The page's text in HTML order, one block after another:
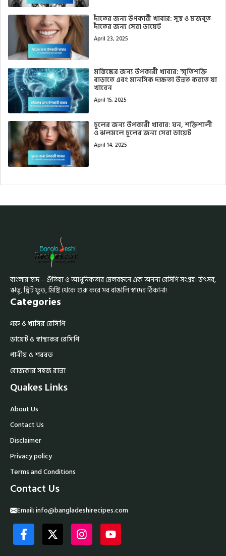
দাঁতের জন্য উপকারী খাবার: সুস্থ ও মজবুত
দাঁতের জন্য সেরা ডায়েট
April 23, 2025
মস্তিষ্কের জন্য উপকারী খাবার: স্মৃতিশক্তি
বাড়াতে এবং মানসিক দক্ষতা উন্নত করতে যা
খাবেন
April 15, 2025
চুলের জন্য উপকারী খাবার: ঘন, শক্তিশালী
ও ঝলমলে চুলের জন্য সেরা ডায়েট
April 14, 2025
বাংলার স্বাদ – ঐতিহ্য ও আধুনিকতার মেলবন্ধনে এক অনন্য রেসিপি সংগ্রহ। উৎসব,
ঋতু, স্ট্রিট ফুড, মিষ্টি থেকে শুরু করে সব বাঙালি স্বাদের ঠিকানা!
Categories
গরু ও খাসির রেসিপি
ডায়েট ও স্বাস্থ্যকর রেসিপি
পানীয় ও শরবত
রোজকার সহজ রান্না
Quakes Links
About Us
Contact Us
Disclaimer
Privacy policy
Terms and Conditions
Contact Us
Email:info@bangladeshirecipes.com